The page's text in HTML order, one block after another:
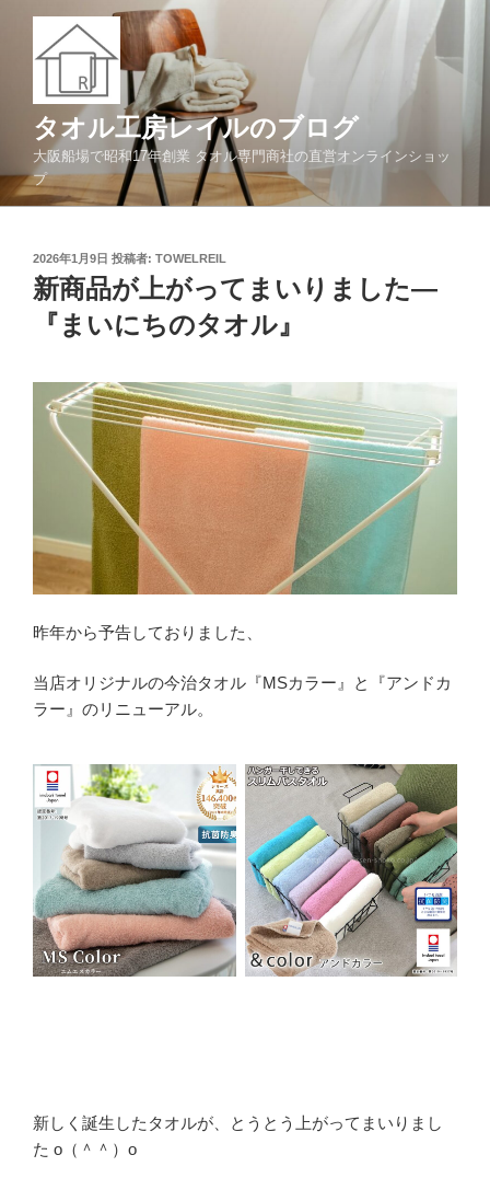
キ
タオル工房レイルのブログ
大阪船場で昭和17年創業 タオル専門商社の直営オンラインショッ
プ
投
稿
日:
2026年1月9日 投稿者: TOWELREIL
新商品が上がってまいりました—
『まいにちのタオル』
昨年から予告しておりました、
当店オリジナルの今治タオル『MSカラー』と『アンドカ
ラー』のリニューアル。
新しく誕生したタオルが、とうとう上がってまいりまし
た o（＾＾）o